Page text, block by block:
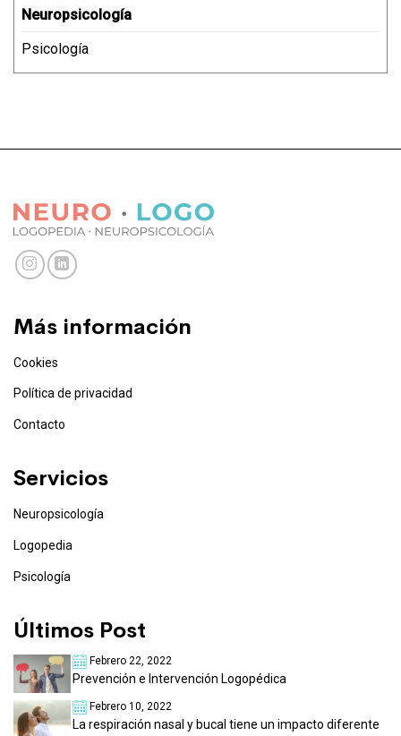
Neuropsicología
Psicología
Más información
Cookies
Política de privacidad
Contacto
Servicios
Neuropsicología
Logopedia
Psicología
Últimos Post
Febrero 22, 2022
Prevención e Intervención Logopédica
Febrero 10, 2022
La respiración nasal y bucal tiene un impacto diferente